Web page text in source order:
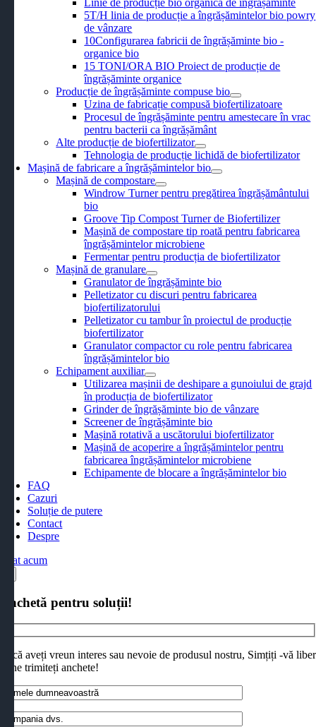
Linie de producție bio organică de îngrășăminte
5T/H linia de producție a îngrășămintelor bio powry
de vânzare
10Configurarea fabricii de îngrășăminte bio -
organice bio
15 TONI/ORA BIO Proiect de producție de
îngrășăminte organice
Producție de îngrășăminte compuse bio
Uzina de fabricație compusă biofertilizatoare
Procesul de îngrășăminte pentru amestecare în vrac
pentru bacterii ca îngrășământ
Alte producție de biofertilizator
Tehnologia de producție lichidă de biofertilizator
Mașină de fabricare a îngrășămintelor bio
Mașină de compostare
Windrow Turner pentru pregătirea îngrășământului
bio
Groove Tip Compost Turner de Biofertilizer
Mașină de compostare tip roată pentru fabricarea
îngrășămintelor microbiene
Fermentar pentru producția de biofertilizator
Mașină de granulare
Granulator de îngrășăminte bio
Pelletizator cu discuri pentru fabricarea
biofertilizatorului
Pelletizator cu tambur în proiectul de producție
biofertilizator
Granulator compactor cu role pentru fabricarea
îngrășămintelor bio
Echipament auxiliar
Utilizarea mașinii de deshipare a gunoiului de grajd
în producția de biofertilizator
Grinder de îngrășăminte bio de vânzare
Screener de îngrășăminte bio
Mașină rotativă a uscătorului biofertilizator
Mașină de acoperire a îngrășămintelor pentru
fabricarea îngrășămintelor microbiene
Echipamente de blocare a îngrășămintelor bio
FAQ
Cazuri
Soluție de putere
Contact
Despre
Citat acum
Anchetă pentru soluții!
Dacă aveți vreun interes sau nevoie de produsul nostru, Simțiți -vă liber
să ne trimiteți anchete!